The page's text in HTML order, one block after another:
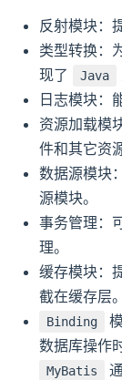
反射模块：
类型转换：
现了
Java
日志模块：
资源加载模
件和其它资
数据源模块
源模块。
事务管理：
理。
缓存模块：
截在缓存层。
Binding
数据库操作
MyBatis